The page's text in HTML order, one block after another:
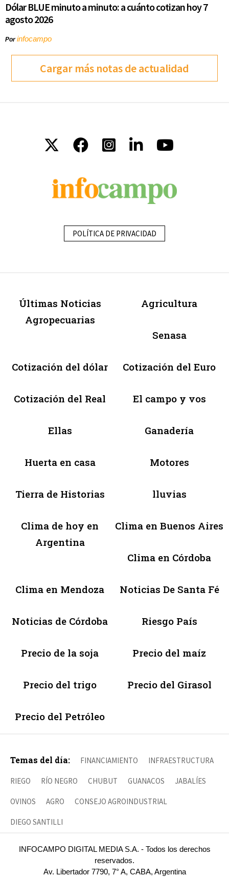
Dólar BLUE minuto a minuto: a cuánto cotizan hoy 7
agosto 2026
Porinfocampo
Cargar más notas de actualidad
POLÍTICA DE PRIVACIDAD
Últimas Noticias
Agropecuarias
Agricultura
Senasa
Cotización del dólar Cotización del Euro
Cotización del Real El campo y vos
Ellas Ganadería
Huerta en casa Motores
Tierra de Historias lluvias
Clima de hoy en
Argentina
Clima en Buenos Aires
Clima en Córdoba
Clima en Mendoza Noticias De Santa Fé
Noticias de Córdoba Riesgo País
Precio de la soja Precio del maíz
Precio del trigo Precio del Girasol
Precio del Petróleo
Temas del día: FINANCIAMIENTO INFRAESTRUCTURA
RIEGO RÍO NEGRO CHUBUT GUANACOS JABALÍES
OVINOS AGRO CONSEJO AGROINDUSTRIAL
DIEGO SANTILLI
INFOCAMPO DIGITAL MEDIA S.A. - Todos los derechos
reservados.
Av. Libertador 7790, 7° A, CABA, Argentina